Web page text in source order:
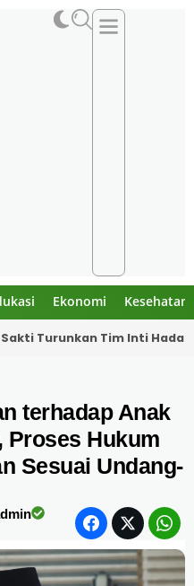
Ekonomi Kesehatan
dan Anak-Anak Warnai
terhadap Anak
Proses Hukum
Sesuai Undang-